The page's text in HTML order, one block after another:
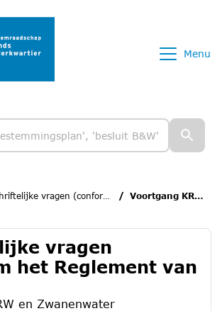
pagina
Menu
vragen (conform het Reglement van Orde) Voortgang KRW en Zwanenwater
vragen
het Reglement van
en Zwanenwater